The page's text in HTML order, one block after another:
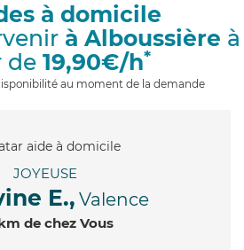
i
à domicile
à Alboussière à
de 19,90€/h*
au moment de la demande
JOYEUSE
E., Valence
de chez Vous